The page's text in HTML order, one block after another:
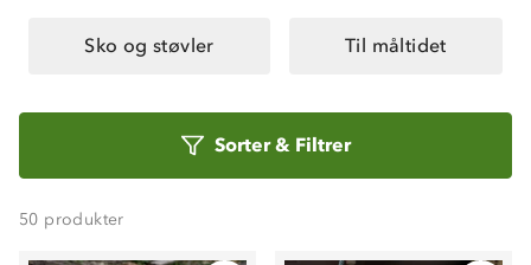
Sko og støvler Til måltidet
Sorter& Filtrer
50 produkter